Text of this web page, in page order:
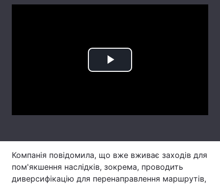
Думки
Play
Компанія повідомила, що вже вживає заходів для
пом'якшення наслідків, зокрема, проводить
диверсифікацію для перенаправлення маршрутів,